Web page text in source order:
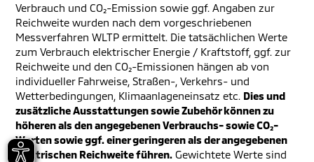
Verbrauch und CO₂-Emission sowie ggf. Angaben zur
Reichweite wurden nach dem vorgeschriebenen
Messverfahren WLTP ermittelt. Die tatsächlichen Werte
zum Verbrauch elektrischer Energie / Kraftstoff, ggf. zur
Reichweite und den CO₂-Emissionen hängen ab von
individueller Fahrweise, Straßen-, Verkehrs- und
Wetterbedingungen, Klimaanlageneinsatz etc. Dies und
zusätzliche Ausstattungen sowie Zubehör können zu
höheren als den angegebenen Verbrauchs- sowie CO₂-
Werten sowie ggf. einer geringeren als der angegebenen
elektrischen Reichweite führen. Gewichtete Werte sind